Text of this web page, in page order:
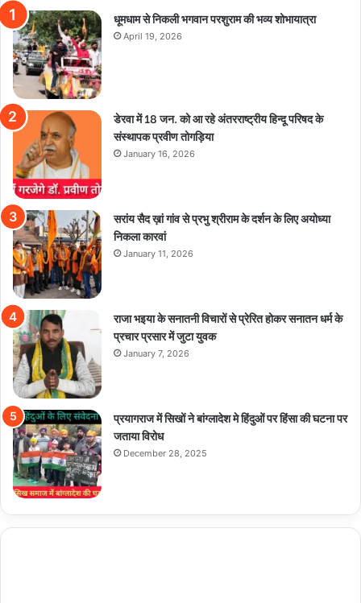
धूमधाम से निकली भगवान परशुराम की भव्य शोभायात्रा
April 19, 2026
डेरवा में 18 जन. को आ रहे अंतरराष्ट्रीय हिन्दू परिषद के
संस्थापक प्रवीण तोगड़िया
January 16, 2026
सरांय सैद ख़ां गांव से प्रभु श्रीराम के दर्शन के लिए अयोध्या
निकला कारवां
January 11, 2026
राजा भइया के सनातनी विचारों से प्रेरित होकर सनातन धर्म के
प्रचार प्रसार में जुटा युवक
January 7, 2026
प्रयागराज में सिखों ने बांग्लादेश मे हिंदुओं पर हिंसा की घटना पर
जताया विरोध
December 28, 2025